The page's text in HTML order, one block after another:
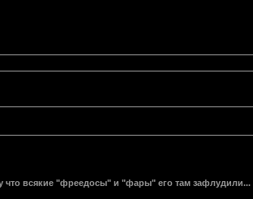
что всякие "фреедосы" и "фары" его там зафлудили...